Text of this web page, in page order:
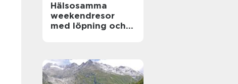
Hälsosamma
weekendresor
med löpning och